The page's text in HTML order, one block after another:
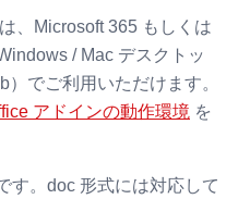
、Microsoft 365 もしくは
/ Mac デスクトッ
でご利用いただけます。
アドインの動作環境 を
す。doc 形式には対応して